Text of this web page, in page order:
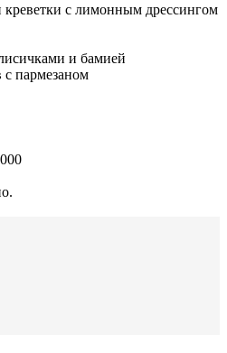
креветки с лимонным дрессингом
и бамией
с пармезаном